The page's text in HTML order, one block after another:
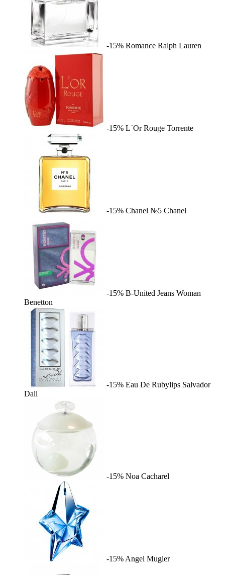
-15% Romance Ralph Lauren
-15% L`Or Rouge Torrente
-15% Chanel №5 Chanel
-15% B-United Jeans Woman
Benetton
-15% Eau De Rubylips Salvador
Dali
-15% Noa Cacharel
-15% Angel Mugler